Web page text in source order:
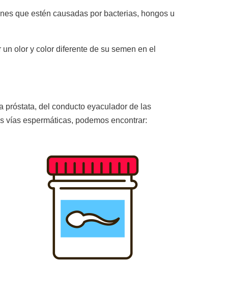
que estén causadas por bacterias, hongos u
olor y color diferente de su semen en el
próstata, del conducto eyaculador de las
vías espermáticas, podemos encontrar: